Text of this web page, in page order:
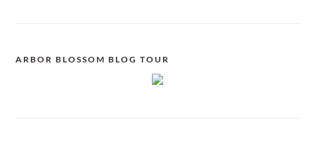
ARBOR BLOSSOM BLOG TOUR